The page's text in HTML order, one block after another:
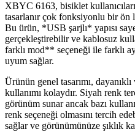
XBYC 6163, bisiklet
tasarlanır çok fonksiyonlu bir ön
Bu ürün, *USB şarjlı* yapısı
gerçekleştirebilir ve kablosuz
farklı mod** seçeneği ile farklı
uyum sağlar.
Ürünün genel tasarımı,
kullanımı kolaydır. Siyah renk
görünüm sunar ancak bazı
renk seçeneği olmasını tercih
sağlar ve görünümünüze şıklık